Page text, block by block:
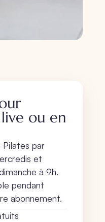
ou en
Pilates par
et
à 9h.
pendant
abonnement.